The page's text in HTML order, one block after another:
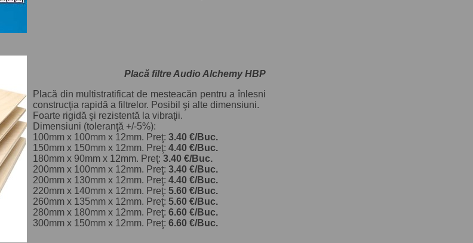
Placă filtre Audio Alchemy HBP
Placă din multistratificat de mesteacăn pentru a înlesni
construcţia rapidă a filtrelor. Posibil şi alte dimensiuni.
Foarte rigidă şi rezistentă la vibraţii.
Dimensiuni (toleranţă +/-5%):
100mm x 100mm x 12mm. Preţ: 3.40 €/Buc.
150mm x 150mm x 12mm. Preţ: 4.40 €/Buc.
180mm x 90mm x 12mm. Preţ: 3.40 €/Buc.
200mm x 100mm x 12mm. Preţ: 3.40 €/Buc.
200mm x 130mm x 12mm. Preţ: 4.40 €/Buc.
220mm x 140mm x 12mm. Preţ: 5.60 €/Buc.
260mm x 135mm x 12mm. Preţ: 5.60 €/Buc.
280mm x 180mm x 12mm. Preţ: 6.60 €/Buc.
300mm x 150mm x 12mm. Preţ: 6.60 €/Buc.